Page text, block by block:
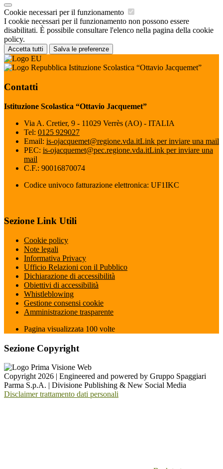
Cookie necessari per il funzionamento
I cookie necessari per il funzionamento non possono essere
disabilitati. È possibile consultare l'elenco nella pagina della cookie
policy.
Accetta tutti Salva le preferenze
Istituzione Scolastica “Ottavio Jacquemet”
Contatti
Istituzione Scolastica “Ottavio Jacquemet”
Via A. Cretier, 9 - 11029 Verrès (AO) - ITALIA
Tel: 0125 929027
Email: is-ojacquemet@regione.vda.itLink per inviare una mail
PEC: is-ojacquemet@pec.regione.vda.itLink per inviare una
mail
C.F.: 90016870074
Codice univoco fatturazione elettronica: UF1IKC
Sezione Link Utili
Cookie policy
Note legali
Informativa Privacy
Ufficio Relazioni con il Pubblico
Dichiarazione di accessibilità
Obiettivi di accessibilità
Whistleblowing
Gestione consensi cookie
Amministrazione trasparente
Pagina visualizzata 100 volte
Sezione Copyright
Copyright 2026 | Engineered and powered by Gruppo Spaggiari
Parma S.p.A. | Divisione Publishing & New Social Media
Disclaimer trattamento dati personali